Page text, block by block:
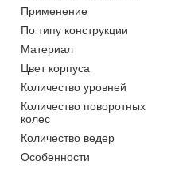
Применение
По типу конструкции
Материал
Цвет корпуса
Количество уровней
Количество поворотных
колес
Количество ведер
Особенности